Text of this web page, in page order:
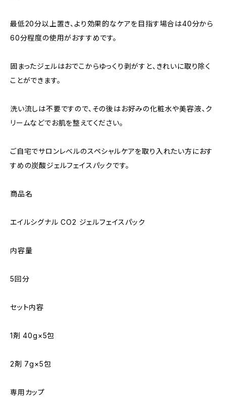
最低20分以上置き、より効果的なケアを目指す場合は40分から
60分程度の使用がおすすめです。
固まったジェルはおでこからゆっくり剥がすと、きれいに取り除く
ことができます。
洗い流しは不要ですので、その後はお好みの化粧水や美容液、ク
リームなどでお肌を整えてください。
ご自宅でサロンレベルのスペシャルケアを取り入れたい方におす
すめの炭酸ジェルフェイスパックです。
商品名
エイルシグナル CO2 ジェルフェイスパック
内容量
5回分
セット内容
1剤 40g×5包
2剤 7g×5包
専用カップ